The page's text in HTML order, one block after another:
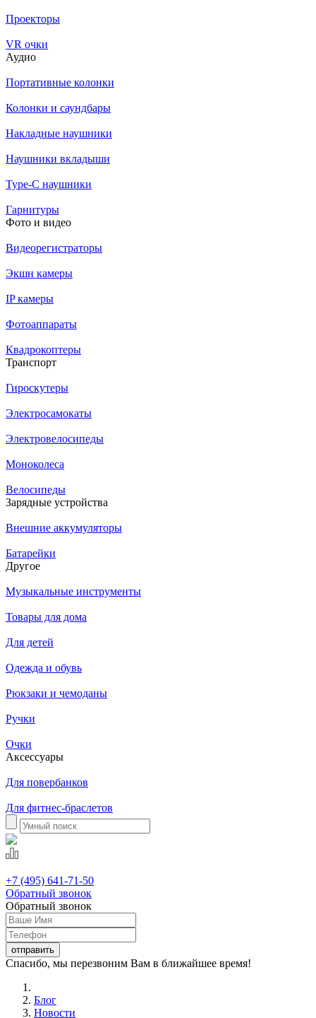
Проекторы
VR очки
Аудио
Портативные колонки
Колонки и саундбары
Накладные наушники
Наушники вкладыши
Type-C наушники
Гарнитуры
Фото и видео
Видеорегистраторы
Экшн камеры
IP камеры
Фотоаппараты
Квадрокоптеры
Транспорт
Гироскутеры
Электросамокаты
Электровелосипеды
Моноколеса
Велосипеды
Зарядные устройства
Внешние аккумуляторы
Батарейки
Другое
Музыкальные инструменты
Товары для дома
Для детей
Одежда и обувь
Рюкзаки и чемоданы
Ручки
Очки
Аксессуары
Для повербанков
Для фитнес-браслетов
+7 (495) 641-71-50
Обратный звонок
Обратный звонок
Спасибо, мы перезвоним Вам в ближайшее время!
Блог
Новости